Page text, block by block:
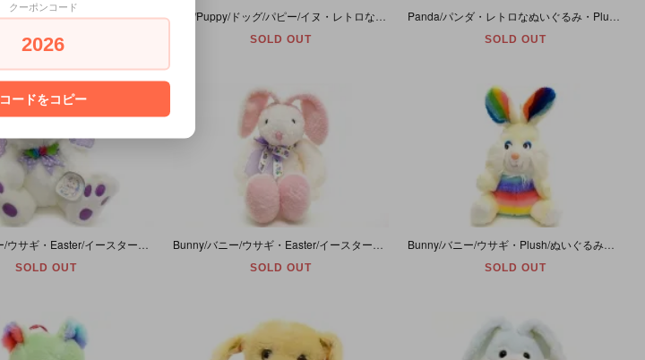
Dog/Puppy/ドッグ/パピー/イヌ・レトロなぬいぐるみ・Plush・イエロー×グリーン・高さ約16cm
SOLD OUT SOLD OUT SOLD OUT
SOLD OUT SOLD OUT
Bunny/バニー/ウサギ・Plush/ぬいぐるみ・アイボリー×レインボー・(耳除く)高さ約22cm [イースターバニー]
SOLD OUT
クーポンコード
2026
コードをコピー